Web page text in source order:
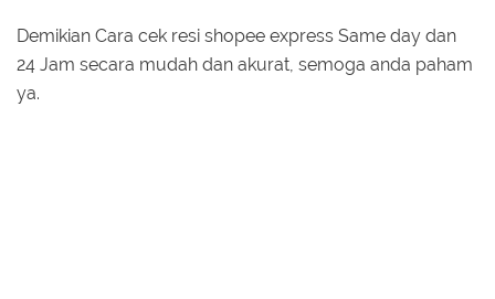
Demikian Cara cek resi shopee express Same day dan
24 Jam secara mudah dan akurat, semoga anda paham
ya.